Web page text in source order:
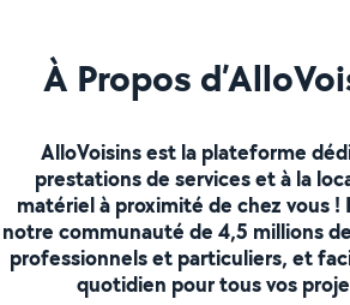
À Propos
AlloVoisins est la plateforme
prestations de services et à la
matériel à proximité de chez vous !
notre communauté de 4,5 millions
professionnels et particuliers, et
quotidien pour tous vos